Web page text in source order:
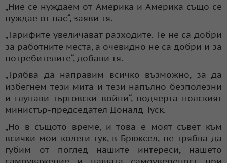
„Ние се нуждаем от Америка и Америка също се
нуждае от нас“, заяви тя.
„Тарифите увеличават разходите. Те не са добри
за работните места, а очевидно не са добри и за
потребителите“, добави тя.
„Трябва да направим всичко възможно, за да
избегнем тези мита и тези напълно безполезни
и глупави търговски войни“, подчерта полският
министър-председател Доналд Туск.
„Но в същото време, и това е моят съвет към
всички мои колеги тук, в Брюксел, не трябва да
губим от поглед нашите интереси, нашето